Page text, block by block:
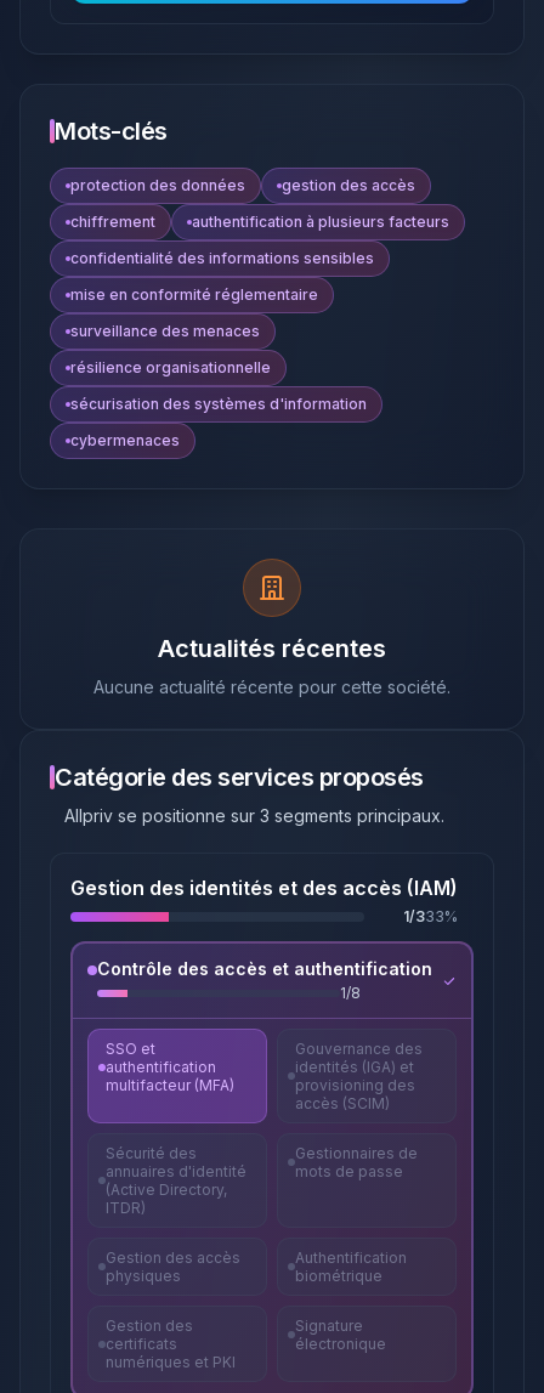
Mots-clés
protection des données
gestion des accès
chiffrement
authentification à plusieurs facteurs
confidentialité des informations sensibles
mise en conformité réglementaire
surveillance des menaces
résilience organisationnelle
sécurisation des systèmes d'information
cybermenaces
Actualités récentes
Aucune actualité récente pour cette société.
Catégorie des services proposés
Allpriv se positionne sur 3 segments principaux.
Gestion des identités et des accès (IAM)
1/333%
Contrôle des accès et authentification
1/8
SSO et
authentification
multifacteur (MFA)
Gouvernance des
identités (IGA) et
provisioning des
accès (SCIM)
Sécurité des
annuaires d'identité
(Active Directory,
ITDR)
Gestionnaires de
mots de passe
Gestion des accès
physiques
Authentification
biométrique
Gestion des
certificats
numériques et PKI
Signature
électronique